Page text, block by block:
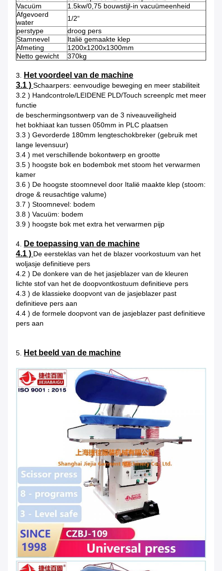
Vacuüm
1.5kw/0,75 bouwstijl-in vacuümeenheid
Afgevoerd
water
1/2“
perstype
droog pers
Stamnevel
Italië gemaakte klep
Afmeting
1200x1200x1300mm
Netto gewicht
370kg
3. Het voordeel van de machine
3.1 ) Schaarpers: eenvoudige beweging en meer stabiliteit
3.2 ) Handcontrole/LEIDENE PLD/Touch screenplc met meer
functie
de beschermingsontwerp van de 3 niveauveiligheid
het bokhiaat kan tussen 050mm in PLC plaatsen
3.3 ) Gevorderde 180mm lengteschokbreker (gebruik met
lange levensuur)
3.4 ) met verschillende bokontwerp en grootte
3.5 ) hoogste bok en bodembok met stoom het verwarmen
kamer
3.6 ) De hoogste stoomnevel door Italië maakte klep (stoom:
droge & reusachtige valume)
3.7 ) Stoomnevel: bodem
3.8 ) Vacuüm: bodem
3.9 ) hoogste bok met extra het verwarmen pijp
4. De toepassing van de machine
4.1 ) De eersteklas van het de blazer voorkostuum van het
woljasje definitieve pers
4.2 ) De donkere van de het jasjeblazer van de kleuren
lichte stof van het de doopvontkostuum definitieve pers
4.3 ) de klassieke doopvont van de jasjeblazer past
definitieve pers aan
4.4 ) de formele doopvont van de jasjeblazer past definitieve
pers aan
5. Het beeld van de machine